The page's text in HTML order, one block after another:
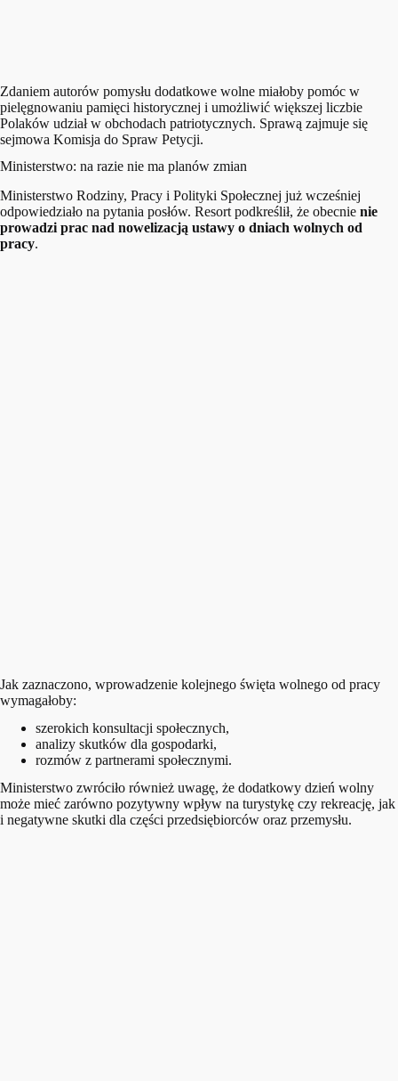
Zdaniem autorów pomysłu dodatkowe wolne miałoby pomóc w
pielęgnowaniu pamięci historycznej i umożliwić większej liczbie
Polaków udział w obchodach patriotycznych. Sprawą zajmuje się
sejmowa Komisja do Spraw Petycji.
Ministerstwo: na razie nie ma planów zmian
Ministerstwo Rodziny, Pracy i Polityki Społecznej już wcześniej
odpowiedziało na pytania posłów. Resort podkreślił, że obecnie nie
prowadzi prac nad nowelizacją ustawy o dniach wolnych od
pracy.
Jak zaznaczono, wprowadzenie kolejnego święta wolnego od pracy
wymagałoby:
szerokich konsultacji społecznych,
analizy skutków dla gospodarki,
rozmów z partnerami społecznymi.
Ministerstwo zwróciło również uwagę, że dodatkowy dzień wolny
może mieć zarówno pozytywny wpływ na turystykę czy rekreację, jak
i negatywne skutki dla części przedsiębiorców oraz przemysłu.